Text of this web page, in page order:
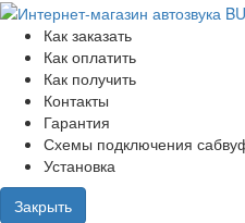
Как заказать
Как оплатить
Как получить
Контакты
Гарантия
Схемы подключения
Установка
Закрыть